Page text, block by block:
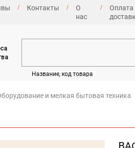
Контакты
О
нас
Оплата
Название, код товара
и мелкая бытовая техника